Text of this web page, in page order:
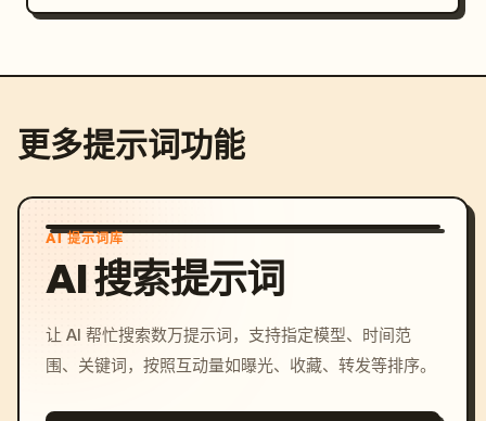
更多提示词功能
AI 提示词库
AI 搜索提示词
让 AI 帮忙搜索数万提示词，支持指定模型、时间范
围、关键词，按照互动量如曝光、收藏、转发等排序。